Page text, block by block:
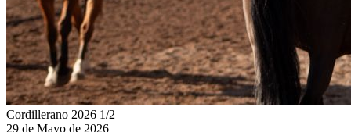
Cordillerano 2026 1/2
29 de Mayo de 2026